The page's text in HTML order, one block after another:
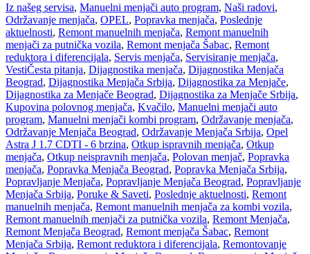
Iz našeg servisa, Manuelni menjači auto program, Naši radovi,
Održavanje menjača, OPEL, Popravka menjača, Poslednje
aktuelnosti, Remont manuelnih menjača, Remont manuelnih
menjači za putnička vozila, Remont menjača Šabac, Remont
reduktora i diferencijala, Servis menjača, Servisiranje menjača,
VestiČesta pitanja, Dijagnostika menjača, Dijagnostika Menjača
Beograd, Dijagnostika Menjača Srbija, Dijagnostika za Menjače,
Dijagnostika za Menjače Beograd, Dijagnostika za Menjače Srbija,
Kupovina polovnog menjača, Kvačilo, Manuelni menjači auto
program, Manuelni menjači kombi program, Održavanje menjača,
Održavanje Menjača Beograd, Održavanje Menjača Srbija, Opel
Astra J 1.7 CDTI - 6 brzina, Otkup ispravnih menjača, Otkup
menjača, Otkup neispravnih menjača, Polovan menjač, Popravka
menjača, Popravka Menjača Beograd, Popravka Menjača Srbija,
Popravljanje Menjača, Popravljanje Menjača Beograd, Popravljanje
Menjača Srbija, Poruke & Saveti, Poslednje aktuelnosti, Remont
manuelnih menjača, Remont manuelnih menjača za kombi vozila,
Remont manuelnih menjači za putnička vozila, Remont Menjača,
Remont Menjača Beograd, Remont menjača Šabac, Remont
Menjača Srbija, Remont reduktora i diferencijala, Remontovanje